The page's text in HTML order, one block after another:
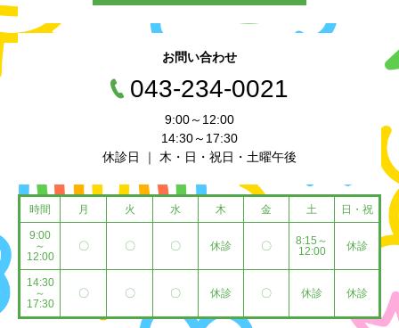
お問い合わせ
043-234-0021
9:00～12:00
14:30～17:30
休診日 ｜ 木・日・祝日・土曜午後
時間 月 火 水 木 金 土 日・祝
9:00
～
12:00
〇 〇 〇 休診 〇
8:15～
12:00
休診
14:30
～
17:30
〇 〇 〇 休診 〇 休診 休診